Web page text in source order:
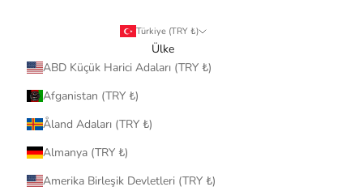
Türkiye (TRY ₺)
Ülke
ABD Küçük Harici Adaları (TRY ₺)
Afganistan (TRY ₺)
Åland Adaları (TRY ₺)
Almanya (TRY ₺)
Amerika Birleşik Devletleri (TRY ₺)